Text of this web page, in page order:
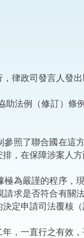
律政司發言人發出
法例（修訂）條
了聯合國在這
，在保障涉案人
嚴謹的程序，
求是否符合有關
定申請司法覆核
一直行之有效，